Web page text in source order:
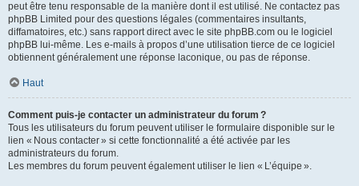
peut être tenu responsable de la manière dont il est utilisé. Ne contactez pas
phpBB Limited pour des questions légales (commentaires insultants,
diffamatoires, etc.) sans rapport direct avec le site phpBB.com ou le logiciel
phpBB lui-même. Les e-mails à propos d’une utilisation tierce de ce logiciel
obtiennent généralement une réponse laconique, ou pas de réponse.
Haut
Comment puis-je contacter un administrateur du forum ?
Tous les utilisateurs du forum peuvent utiliser le formulaire disponible sur le
lien « Nous contacter » si cette fonctionnalité a été activée par les
administrateurs du forum.
Les membres du forum peuvent également utiliser le lien « L’équipe ».